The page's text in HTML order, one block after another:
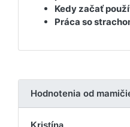
Kedy začať
Práca so
Hodnotenia od
Kristína